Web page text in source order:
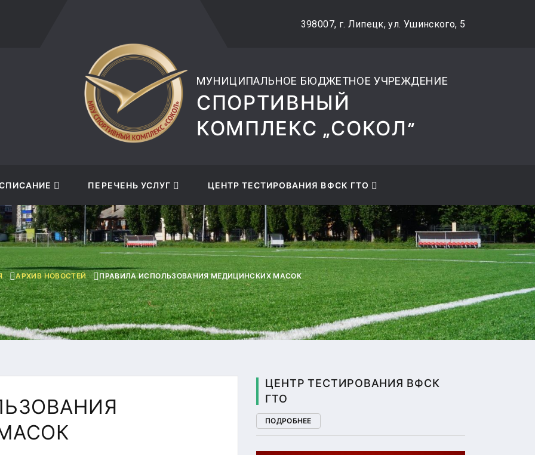
+7 (4742) 48-27-89
ВЕРСИЯ САЙТА
СЛАБОВИДЯЩИХ
398007, г. Липецк, ул. Ушинского, 5
МУНИЦИПАЛЬНОЕ БЮДЖЕТНОЕ УЧРЕЖДЕНИЕ
СПОРТИВНЫЙ
КОМПЛЕКС „СОКОЛ“
ПЕРЕЧЕНЬ УСЛУГ ЦЕНТР ТЕСТИРОВАНИЯ ВФСК ГТО
АРХИВ НОВОСТЕЙ ПРАВИЛА ИСПОЛЬЗОВАНИЯ МЕДИЦИНСКИХ МАСОК
ЦЕНТР ТЕСТИРОВАНИЯ ВФСК
ГТО
ПОДРОБНЕЕ